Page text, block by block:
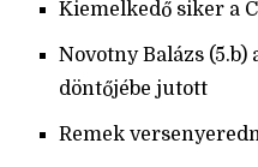
Kiemelkedő siker a
Novotny Balázs
döntőjébe jutott
Remek